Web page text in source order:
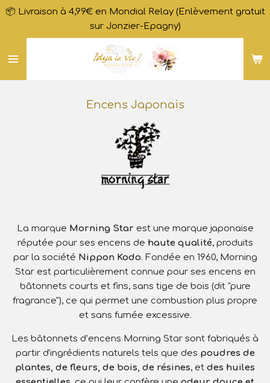
Passer
contenu
principal
📦 Livraison à 4,99€ en Mondial Relay (Enlèvement gratuit
sur Jonzier-Epagny)
Encens Japonais
La marque Morning Starest une marque japonaise
réputée pour ses encens de haute qualité, produits
par la société Nippon Kodo. Fondée en 1960, Morning
Star est particulièrement connue pour ses encens en
bâtonnets courts et fins, sans tige de bois (dit "pure
fragrance"), ce qui permet une combustion plus propre
et sans fumée excessive.
Les bâtonnets d’encens Morning Star sont fabriqués à
partir d'ingrédients naturels tels que des poudres de
plantes, de fleurs, de bois, de résines, et des huiles